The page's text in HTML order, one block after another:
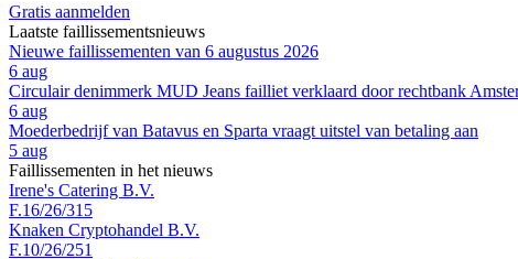
Gratis aanmelden
Laatste faillissementsnieuws
Nieuwe faillissementen van 6 augustus 2026
6 aug
Circulair denimmerk MUD Jeans failliet verklaard door rechtbank
6 aug
Moederbedrijf van Batavus en Sparta vraagt uitstel van betaling aan
5 aug
Faillissementen in het nieuws
Irene's Catering B.V.
F.16/26/315
Knaken Cryptohandel B.V.
F.10/26/251